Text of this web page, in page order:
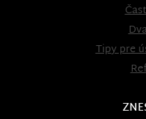
Tipy pre